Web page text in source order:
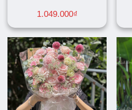
1.049.000₫